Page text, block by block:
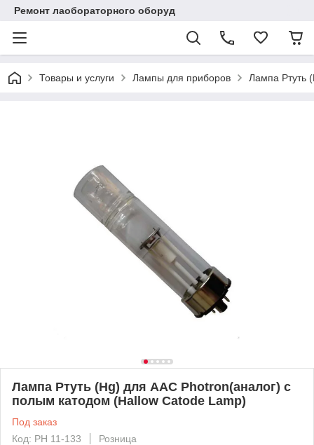
Ремонт лаобораторного оборуд
Товары и услуги Лампы для приборов Лампа Ртуть
Лампа Ртуть (Hg) для ААС Photron(аналог) с
полым катодом (Hallow Catode Lamp)
Под заказ
Код: PH 11-133
Розница